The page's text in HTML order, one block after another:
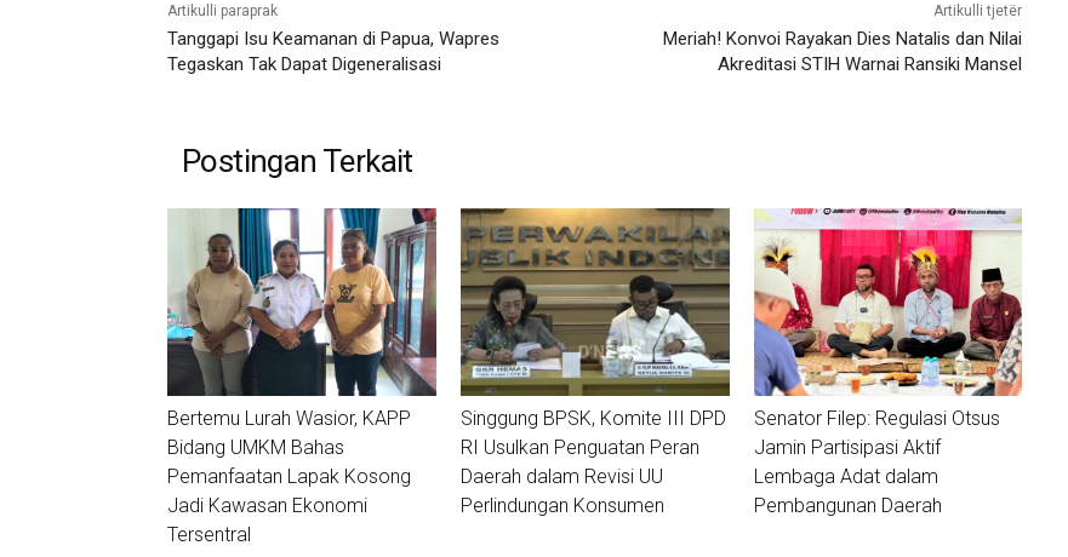
Artikulli paraprak
Tanggapi Isu Keamanan di Papua, Wapres
Tegaskan Tak Dapat Digeneralisasi
Artikulli tjetër
Meriah! Konvoi Rayakan Dies Natalis dan Nilai
Akreditasi STIH Warnai Ransiki Mansel
Postingan Terkait
Bertemu Lurah Wasior, KAPP
Bidang UMKM Bahas
Pemanfaatan Lapak Kosong
Jadi Kawasan Ekonomi
Tersentral
Singgung BPSK, Komite III DPD
RI Usulkan Penguatan Peran
Daerah dalam Revisi UU
Perlindungan Konsumen
Senator Filep: Regulasi Otsus
Jamin Partisipasi Aktif
Lembaga Adat dalam
Pembangunan Daerah